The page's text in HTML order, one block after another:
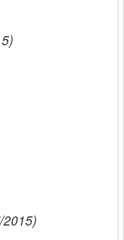
2015)